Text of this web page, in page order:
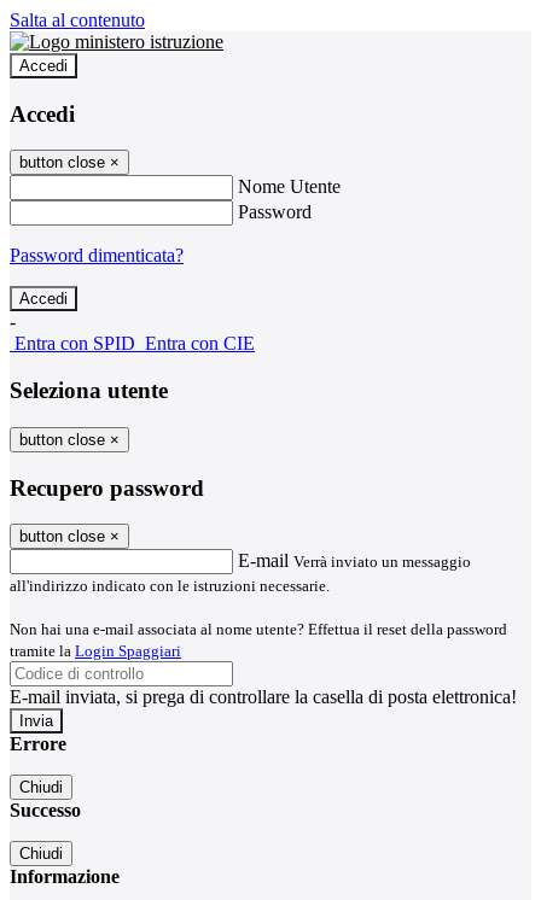
Salta al contenuto
Accedi
Accedi
button close ×
Nome Utente
Password
Password dimenticata?
-
Entra con SPID Entra con CIE
Seleziona utente
button close ×
Recupero password
button close ×
E-mail Verrà inviato un messaggio
all'indirizzo indicato con le istruzioni necessarie.
Non hai una e-mail associata al nome utente? Effettua il reset della password
tramite la Login Spaggiari
E-mail inviata, si prega di controllare la casella di posta elettronica!
Errore
Chiudi
Successo
Chiudi
Informazione